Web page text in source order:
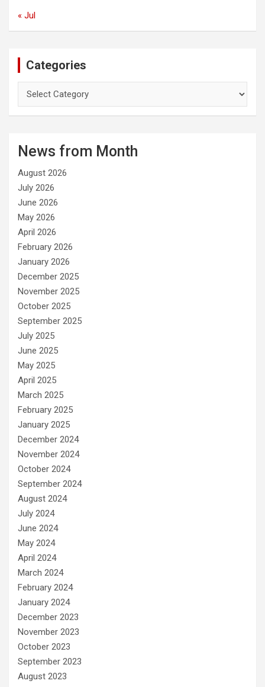
« Jul
Categories
o
i
e
s
News from Month
August 2026
July 2026
June 2026
May 2026
April 2026
February 2026
January 2026
December 2025
November 2025
October 2025
September 2025
July 2025
June 2025
May 2025
April 2025
March 2025
February 2025
January 2025
December 2024
November 2024
October 2024
September 2024
August 2024
July 2024
June 2024
May 2024
April 2024
March 2024
February 2024
January 2024
December 2023
November 2023
October 2023
September 2023
August 2023